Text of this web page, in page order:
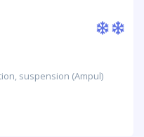
suspension (Ampul)